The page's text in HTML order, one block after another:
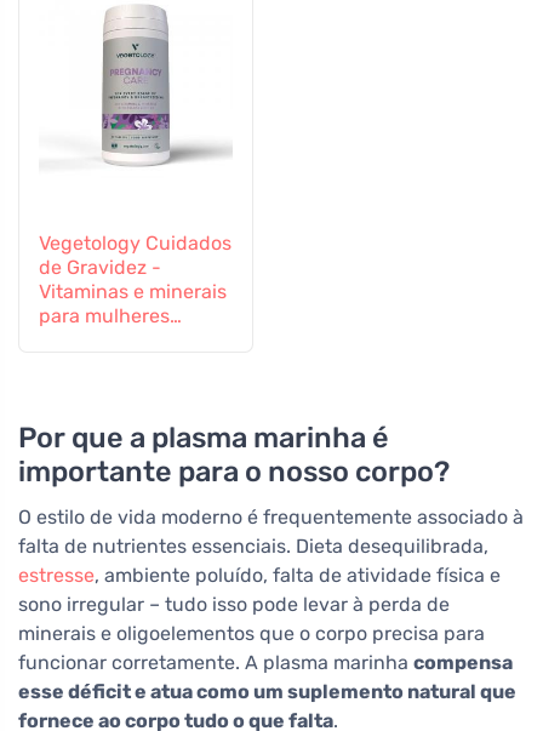
Vegetology Cuidados
de Gravidez -
Vitaminas e minerais
para mulheres
Por que a plasma marinha é
importante para o nosso corpo?
O estilo de vida moderno é frequentemente associado à
falta de nutrientes essenciais. Dieta desequilibrada,
estresse, ambiente poluído, falta de atividade física e
sono irregular – tudo isso pode levar à perda de
minerais e oligoelementos que o corpo precisa para
funcionar corretamente. A plasma marinha compensa
esse déficit e atua como um suplemento natural que
fornece ao corpo tudo o que falta.